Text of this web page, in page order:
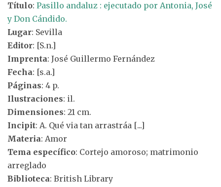
Título: Pasillo andaluz : ejecutado por Antonia, José
y Don Cándido.
Lugar: Sevilla
Editor: [S.n.]
Imprenta: José Guillermo Fernández
Fecha: [s.a.]
Páginas: 4 p.
Ilustraciones: il.
Dimensiones: 21 cm.
Incipit: A. Qué via tan arrastráa [...]
Materia: Amor
Tema específico: Cortejo amoroso; matrimonio
arreglado
Biblioteca: British Library